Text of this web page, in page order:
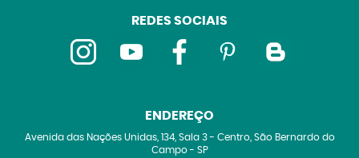
REDES SOCIAIS
ENDEREÇO
Avenida das Nações Unidas, 134, Sala 3- Centro, São Bernardo do
Campo- SP